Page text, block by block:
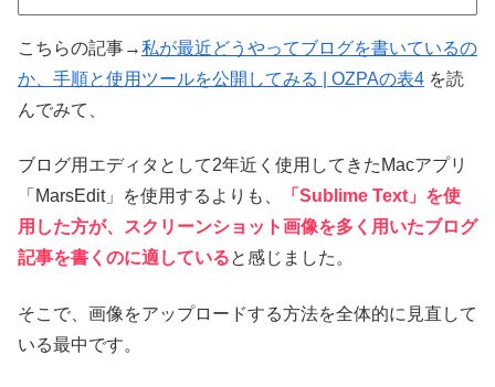
こちらの記事→私が最近どうやってブログを書いているの
か、手順と使用ツールを公開してみる | OZPAの表4 を読
んでみて、
ブログ用エディタとして2年近く使用してきたMacアプリ
「MarsEdit」を使用するよりも、
「Sublime Text」を使
用した方が、スクリーンショット画像を多く用いたブログ
記事を書くのに適していると感じました。
そこで、画像をアップロードする方法を全体的に見直して
いる最中です。